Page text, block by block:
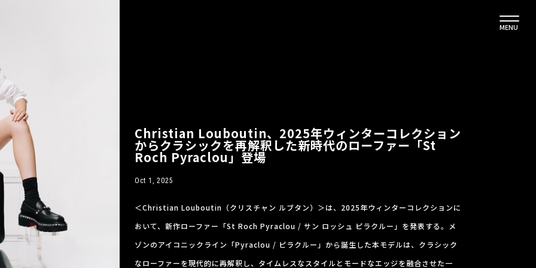
MENU
Christian Louboutin、2025年ウィンターコレクション
からクラシックを再解釈した新時代のローファー「St
Roch Pyraclou」登場
Oct 1, 2025
＜Christian Louboutin（クリスチャン ルブタン）＞は、2025年ウィンターコレクションに
おいて、新作ローファー「St Roch Pyraclou / サン ロッシュ ピラクルー」を発表する。メ
ゾンのアイコニックライン「Pyraclou / ピラクルー」から誕生した本モデルは、クラシック
なローファーを現代的に再解釈し、タイムレスなスタイルとモードなエッジを融合させた一